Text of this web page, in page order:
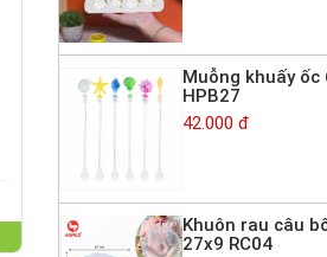
Muỗng khuấy ốc
HPB27
42.000 đ
Khuôn rau câu
27x9 RC04